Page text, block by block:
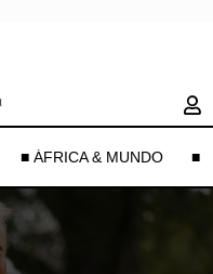
■ ÁFRICA & MUNDO ■